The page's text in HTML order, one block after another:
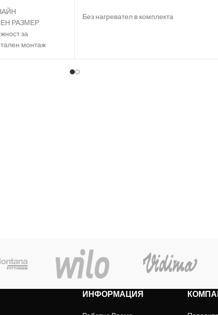
РАЗМЕР
за
монтаж
Без нагревател в комплекта
ИНФОРМАЦИЯ